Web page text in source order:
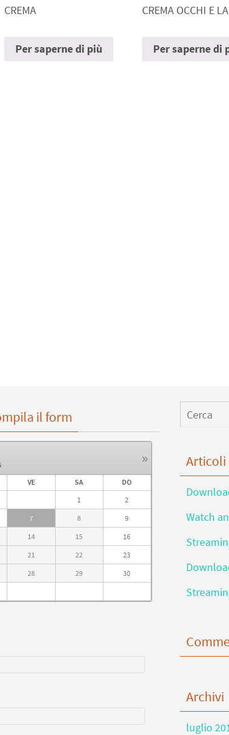
CREMA
Per saperne di più
CREMA OCCHI E
Per saperne di
il form
»
VE SA
DO
1
2
7 8
9
14 15
16
21 22
23
28 29
30
Articoli
Watch
Archivi
luglio